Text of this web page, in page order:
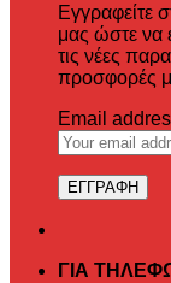
Εγγραφείτε
μας ώστε να
τις νέες
προσφορές
Email
ΓΙΑ